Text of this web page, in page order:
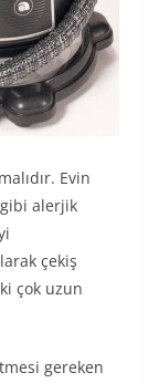
Evin
gibi alerjik
çekiş
çok uzun
gereken